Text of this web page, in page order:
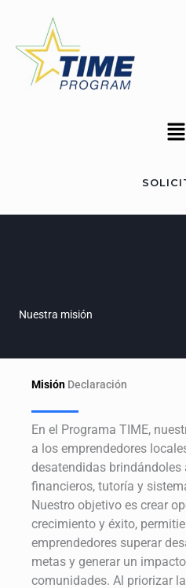
contenido
Nuestra misión
Misión Declaración
En el Programa TIME,
a los emprendedores
desatendidas brindándoles
financieros, tutoría y
Nuestro objetivo es crear
crecimiento y éxito,
emprendedores superar
metas y generar un
comunidades. Al priorizar